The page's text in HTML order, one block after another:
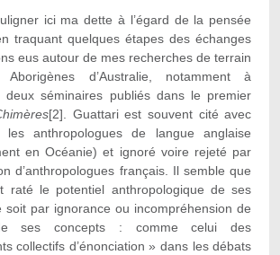
ici ma dette à l’égard de la pensée
traquant quelques étapes des échanges
eus autour de mes recherches de terrain
d’Australie, notamment à
deux séminaires publiés dans le premier
[2]. Guattari est souvent cité avec
les anthropologues de langue anglaise
en Océanie) et ignoré voire rejeté par
d’anthropologues français. Il semble que
raté le potentiel anthropologique de ses
soit par ignorance ou incompréhension de
de ses concepts : comme celui des
collectifs d’énonciation » dans les débats